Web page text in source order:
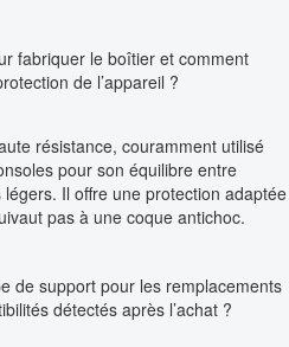
fabriquer le boîtier et comment
de l’appareil ?
résistance, couramment utilisé
pour son équilibre entre
Il offre une protection adaptée
pas à une coque antichoc.
de support pour les remplacements
détectés après l’achat ?